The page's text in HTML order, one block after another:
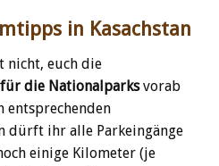
in Kasachstan
nicht, euch die
die Nationalparksvorab
entsprechenden
dürft ihr alle Parkeingänge
einige Kilometer (je